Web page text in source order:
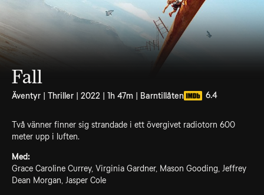
Fall
Äventyr | Thriller | 2022 | 1h 47m | Barntillåten 6.4
Två vänner finner sig strandade i ett övergivet radiotorn 600
meter upp i luften.
Med:
Grace Caroline Currey, Virginia Gardner, Mason Gooding, Jeffrey
Dean Morgan, Jasper Cole